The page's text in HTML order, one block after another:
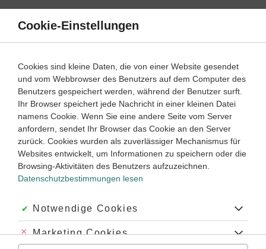
Direkt
Inhalt
Englisch 7. Klasse
Going-to-future, will-future, future perfect
Dauer: 85 Minuten
Empfohlen von
Tutor Ryan
Was ist das will-future?
ihnen drückst du bevorstehende Ereignisse aus.
Auf Englisch wird neben dem
going-to-futureoft
genutzt, um bevorstehende Ereignisse auszudrücken. Dabei
Cookie-Einstellungen
Cookies sind kleine Daten, die von einer Website gesendet
und vom Webbrowser des Benutzers auf dem Computer des
Benutzers gespeichert werden, während der Benutzer surft.
Ihr Browser speichert jede Nachricht in einer kleinen Datei
namens Cookie. Wenn Sie eine andere Seite vom Server
anfordern, sendet Ihr Browser das Cookie an den Server
zurück. Cookies wurden als zuverlässiger Mechanismus für
Websites entwickelt, um Informationen zu speichern oder die
Browsing-Aktivitäten des Benutzers aufzuzeichnen.
Datenschutzbestimmungen lesen
Akzeptiert:
Notwendige Cookies
Abgelehnt:
Marketing Cookies